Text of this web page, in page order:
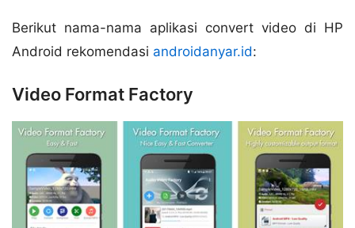
Berikut nama-nama aplikasi convert video di HP
Android rekomendasi androidanyar.id:
Video Format Factory